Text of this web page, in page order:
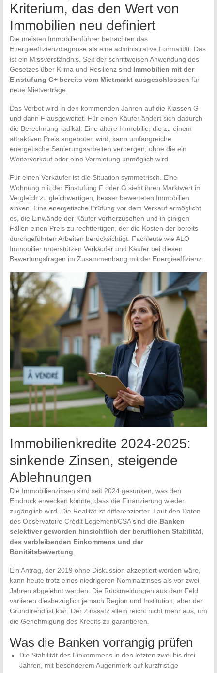
Kriterium, das den Wert von
Immobilien neu definiert
Die meisten Immobilienführer betrachten das
Energieeffizienzdiagnose als eine administrative Formalität. Das
ist ein Missverständnis. Seit der schrittweisen Anwendung des
Gesetzes über Klima und Resilienz sind Immobilien mit der
Einstufung G+ bereits vom Mietmarkt ausgeschlossen für
neue Mietverträge.
Das Verbot wird in den kommenden Jahren auf die Klassen G
und dann F ausgeweitet. Für einen Käufer ändert sich dadurch
die Berechnung radikal: Eine ältere Immobilie, die zu einem
attraktiven Preis angeboten wird, kann umfangreiche
energetische Sanierungsarbeiten verbergen, ohne die ein
Weiterverkauf oder eine Vermietung unmöglich wird.
Für einen Verkäufer ist die Situation symmetrisch. Eine
Wohnung mit der Einstufung F oder G sieht ihren Marktwert im
Vergleich zu gleichwertigen, besser bewerteten Immobilien
sinken. Eine energetische Prüfung vor dem Verkauf ermöglicht
es, die Einwände der Käufer vorherzusehen und in einigen
Fällen einen Preis zu rechtfertigen, der die Kosten der bereits
durchgeführten Arbeiten berücksichtigt. Fachleute wie ALO
Immobilier unterstützen Verkäufer und Käufer bei diesen
Bewertungsfragen im Zusammenhang mit der Energieeffizienz.
Immobilienkredite 2024-2025:
sinkende Zinsen, steigende
Ablehnungen
Die Immobilienzinsen sind seit 2024 gesunken, was den
Eindruck erwecken könnte, dass die Finanzierung wieder
zugänglich wird. Die Realität ist differenzierter. Laut den Daten
des Observatoire Crédit Logement/CSA sind die Banken
selektiver geworden hinsichtlich der beruflichen Stabilität,
des verbleibenden Einkommens und der
Bonitätsbewertung
Ein Antrag, der 2019 ohne Diskussion akzeptiert worden wäre,
kann heute trotz eines niedrigeren Nominalzinses als vor zwei
Jahren abgelehnt werden. Die Rückmeldungen aus dem Feld
variieren diesbezüglich je nach Region und Institution, aber der
Grundtrend ist klar: Der Zinssatz allein reicht nicht mehr aus, um
die Genehmigung des Kredits zu garantieren.
Was die Banken vorrangig prüfen
Die Stabilität des Einkommens in den letzten zwei bis drei
Jahren, mit besonderem Augenmerk auf kurzfristige